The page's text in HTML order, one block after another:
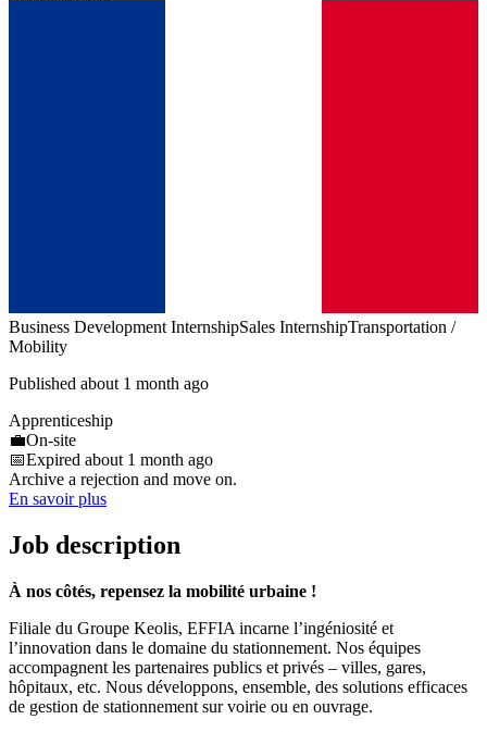
Business Development InternshipSales InternshipTransportation /
Mobility
Published about 1 month ago
Apprenticeship
💼On-site
📅Expired about 1 month ago
Archive a rejection and move on.
En savoir plus
Job description
À nos côtés, repensez la mobilité urbaine !
Filiale du Groupe Keolis, EFFIA incarne l’ingéniosité et
l’innovation dans le domaine du stationnement. Nos équipes
accompagnent les partenaires publics et privés – villes, gares,
hôpitaux, etc. Nous développons, ensemble, des solutions efficaces
de gestion de stationnement sur voirie ou en ouvrage.